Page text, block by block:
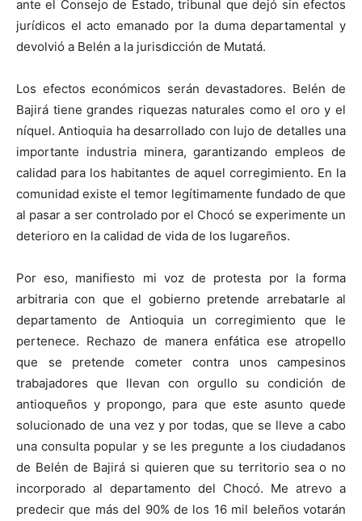
ante el Consejo de Estado, tribunal que dejó sin efectos
jurídicos el acto emanado por la duma departamental y
devolvió a Belén a la jurisdicción de Mutatá.
Los efectos económicos serán devastadores. Belén de
Bajirá tiene grandes riquezas naturales como el oro y el
níquel. Antioquia ha desarrollado con lujo de detalles una
importante industria minera, garantizando empleos de
calidad para los habitantes de aquel corregimiento. En la
comunidad existe el temor legítimamente fundado de que
al pasar a ser controlado por el Chocó se experimente un
deterioro en la calidad de vida de los lugareños.
Por eso, manifiesto mi voz de protesta por la forma
arbitraria con que el gobierno pretende arrebatarle al
departamento de Antioquia un corregimiento que le
pertenece. Rechazo de manera enfática ese atropello
que se pretende cometer contra unos campesinos
trabajadores que llevan con orgullo su condición de
antioqueños y propongo, para que este asunto quede
solucionado de una vez y por todas, que se lleve a cabo
una consulta popular y se les pregunte a los ciudadanos
de Belén de Bajirá si quieren que su territorio sea o no
incorporado al departamento del Chocó. Me atrevo a
predecir que más del 90% de los 16 mil beleños votarán